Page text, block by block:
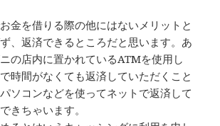
金を借りる際の他にはないメリットと
、返済できるところだと思います。あ
の店内に置かれているATMを使用し
時間がなくても返済していただくこと
ソコンなどを使ってネットで返済して
きちゃいます。